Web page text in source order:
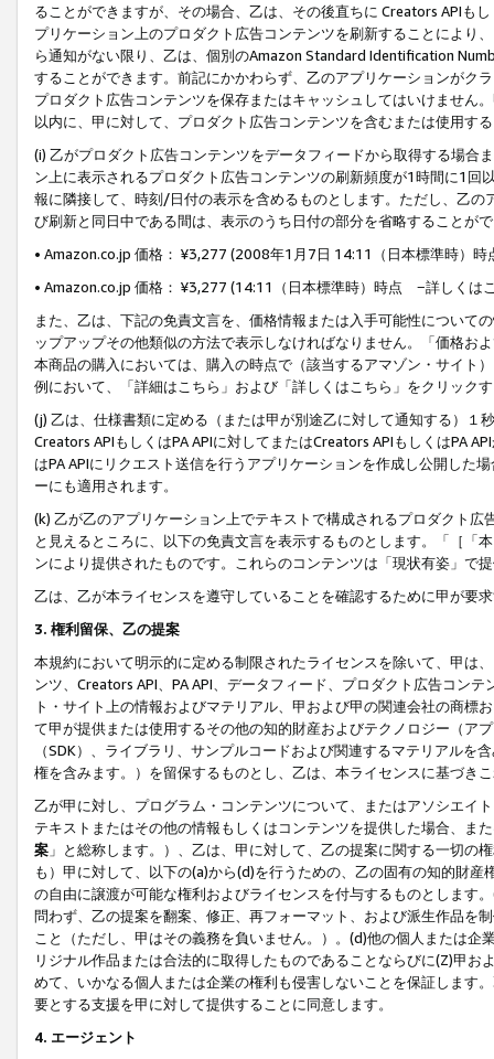
ることができますが、その場合、乙は、その後直ちに Creators APIも
プリケーション上のプロダクト広告コンテンツを刷新することにより
ら通知がない限り、乙は、個別のAmazon Standard Identification
することができます。前記にかかわらず、乙のアプリケーションがク
プロダクト広告コンテンツを保存またはキャッシュしてはいけません
以内に、甲に対して、プロダクト広告コンテンツを含むまたは使用す
(i) 乙がプロダクト広告コンテンツをデータフィードから取得する場合
ン上に表示されるプロダクト広告コンテンツの刷新頻度が1時間に1
報に隣接して、時刻/日付の表示を含めるものとします。ただし、乙
び刷新と同日中である間は、表示のうち日付の部分を省略することが
• Amazon.co.jp 価格： ¥3,277 (2008年1月7日 14:11（日本標準時）
• Amazon.co.jp 価格： ¥3,277 (14:11（日本標準時）時点 −詳しくは
また、乙は、下記の免責文言を、価格情報または入手可能性について
ップアップその他類似の方法で表示しなければなりません。「価格
本商品の購入においては、購入の時点で（該当するアマゾン・サイト
例において、「詳細はこちら」および「詳しくはこちら」をクリック
(j) 乙は、仕様書類に定める（または甲が別途乙に対して通知する）
Creators APIもしくはPA APIに対してまたはCreators APIもしくはPA
はPA APIにリクエスト送信を行うアプリケーションを作成し公開した
ーにも適用されます。
(k) 乙が乙のアプリケーション上でテキストで構成されるプロダクト
と見えるところに、以下の免責文言を表示するものとします。「［「
ンにより提供されたものです。これらのコンテンツは「現状有姿」で
乙は、乙が本ライセンスを遵守していることを確認するために甲が要
3. 権利留保、乙の提案
本規約において明示的に定める制限されたライセンスを除いて、甲は
ンツ、Creators API、PA API、データフィード、プロダクト広告コン
ト・サイト上の情報およびマテリアル、甲および甲の関連会社の商
て甲が提供または使用するその他の知的財産およびテクノロジー（ア
（SDK）、ライブラリ、サンプルコードおよび関連するマテリアル
権を含みます。）を留保するものとし、乙は、本ライセンスに基づき
乙が甲に対し、プログラム・コンテンツについて、またはアソシエイ
テキストまたはその他の情報もしくはコンテンツを提供した場合、ま
案 」と総称します。）、乙は、甲に対して、乙の提案に関する一切
も）甲に対して、以下の(a)から(d)を行うための、乙の固有の知的財
の自由に譲渡が可能な権利およびライセンスを付与するものとします
問わず、乙の提案を翻案、修正、再フォーマット、および派生作品を
こと（ただし、甲はその義務を負いません。）。(d)他の個人または
リジナル作品または合法的に取得したものであることならびに(Z)甲
めて、いかなる個人または企業の権利も侵害しないことを保証します
要とする支援を甲に対して提供することに同意します。
4. エージェント